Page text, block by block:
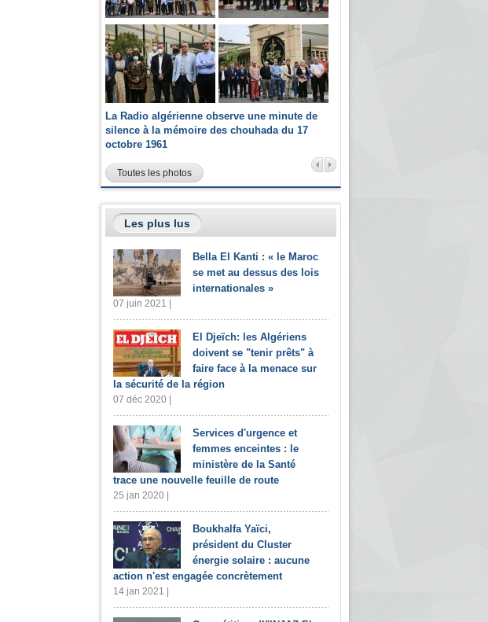
La Radio algérienne observe une minute de
silence à la mémoire des chouhada du 17
octobre 1961
Toutes les photos
Les plus lus
Bella El Kanti : « le Maroc
se met au dessus des lois
internationales »
07 juin 2021 |
El Djeïch: les Algériens
doivent se "tenir prêts" à
faire face à la menace sur
la sécurité de la région
07 déc 2020 |
Services d'urgence et
femmes enceintes : le
ministère de la Santé
trace une nouvelle feuille de route
25 jan 2020 |
Boukhalfa Yaïci,
président du Cluster
énergie solaire : aucune
action n'est engagée concrètement
14 jan 2021 |